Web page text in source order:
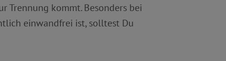
Trennung kommt. Besonders bei
einwandfrei ist, solltest Du